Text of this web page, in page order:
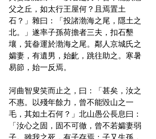
父之丘，如太行王屋何？且焉置土
石？」雜曰：「投諸渤海之尾，隱土之
北。」遂率子孫荷擔者三夫，扣石墾
壤，箕畚運於渤海之尾。鄰人京城氏之
孀妻，有遺男，始齔，跳往助之。寒暑
易節，始一反焉。
河曲智叟笑而止之，曰：「甚矣，汝之
不惠。以殘年餘力，曾不能毀山之一
毛，其如土石何？」北山愚公長息曰：
「汝心之固，固不可徹，曾不若孀妻弱